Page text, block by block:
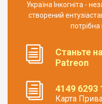
Україна Інкогніта -
створений
Станьте
Patreon
4149 6293
Карта